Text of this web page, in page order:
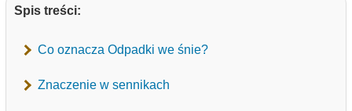
Spis treści:
Co oznacza Odpadki we śnie?
Znaczenie w sennikach